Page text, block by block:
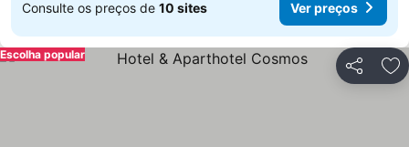
Consulte os preços de 10 sites Ver preços
Partilhar
Escolha popular